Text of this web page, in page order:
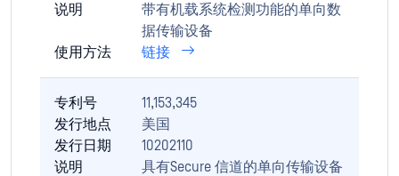
说明
带有机载系统检测功能的单向数
据传输设备
使用方法
链接
专利号
11,153,345
发行地点
美国
发行日期
10202110
说明
具有Secure 信道的单向传输设备